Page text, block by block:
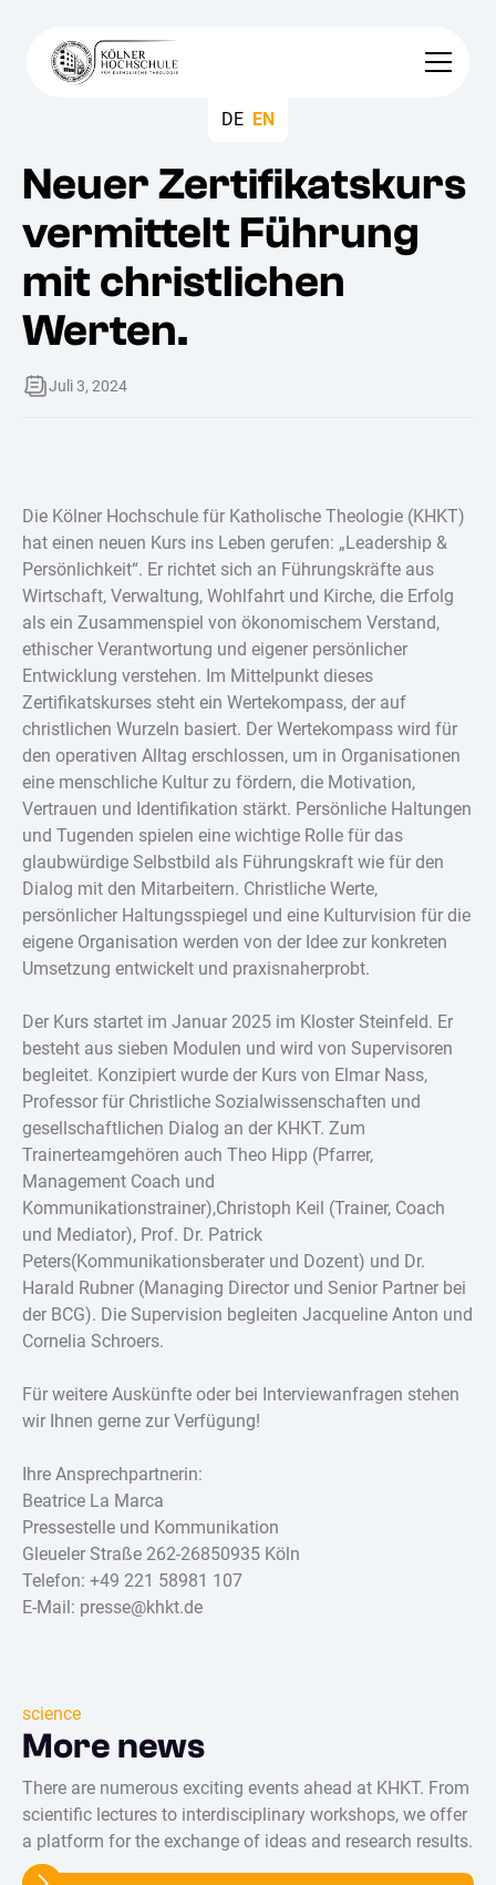
DE EN
Neuer Zertifikatskurs
vermittelt Führung
mit christlichen
Werten.
Juli 3, 2024
Die Kölner Hochschule für Katholische Theologie (KHKT)
hat einen neuen Kurs ins Leben gerufen: „Leadership &
Persönlichkeit“. Er richtet sich an Führungskräfte aus
Wirtschaft, Verwaltung, Wohlfahrt und Kirche, die Erfolg
als ein Zusammenspiel von ökonomischem Verstand,
ethischer Verantwortung und eigener persönlicher
Entwicklung verstehen. Im Mittelpunkt dieses
Zertifikatskurses steht ein Wertekompass, der auf
christlichen Wurzeln basiert. Der Wertekompass wird für
den operativen Alltag erschlossen, um in Organisationen
eine menschliche Kultur zu fördern, die Motivation,
Vertrauen und Identifikation stärkt. Persönliche Haltungen
und Tugenden spielen eine wichtige Rolle für das
glaubwürdige Selbstbild als Führungskraft wie für den
Dialog mit den Mitarbeitern. Christliche Werte,
persönlicher Haltungsspiegel und eine Kulturvision für die
eigene Organisation werden von der Idee zur konkreten
Umsetzung entwickelt und praxisnaherprobt.
Der Kurs startet im Januar 2025 im Kloster Steinfeld. Er
besteht aus sieben Modulen und wird von Supervisoren
begleitet. Konzipiert wurde der Kurs von Elmar Nass,
Professor für Christliche Sozialwissenschaften und
gesellschaftlichen Dialog an der KHKT. Zum
Trainerteamgehören auch Theo Hipp (Pfarrer,
Management Coach und
Kommunikationstrainer),Christoph Keil (Trainer, Coach
und Mediator), Prof. Dr. Patrick
Peters(Kommunikationsberater und Dozent) und Dr.
Harald Rubner (Managing Director und Senior Partner bei
der BCG). Die Supervision begleiten Jacqueline Anton und
Cornelia Schroers.
Für weitere Auskünfte oder bei Interviewanfragen stehen
wir Ihnen gerne zur Verfügung!
Ihre Ansprechpartnerin:
Beatrice La Marca
Pressestelle und Kommunikation
Gleueler Straße 262-26850935 Köln
Telefon: +49 221 58981 107
E-Mail: presse@khkt.de
science
More news
There are numerous exciting events ahead at KHKT. From
scientific lectures to interdisciplinary workshops, we offer
a platform for the exchange of ideas and research results.